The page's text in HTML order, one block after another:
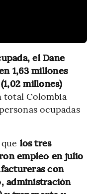
el Dane
1,63 millones
millones)
total Colombia
ocupadas
los tres
empleo en julio
con
administración